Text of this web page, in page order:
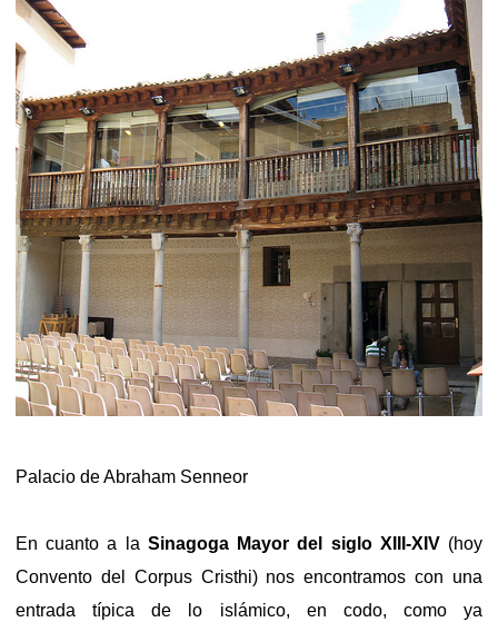
Palacio de Abraham Senneor
En cuanto a la SinagogaMayor del siglo XIII-XIV(hoy
Convento del Corpus Cristhi) nos encontramos con una
entrada típica de lo islámico, en codo, como ya